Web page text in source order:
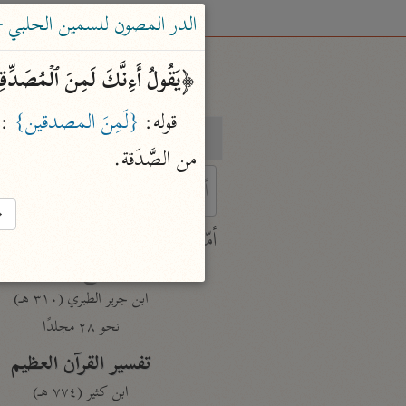
بحث تفسير
characters for results.
أمّهات
ابن جرير الطبري (٣١٠ هـ)
نحو ٢٨ مجلدًا
تفسير القرآن العظيم
ابن كثير (٧٧٤ هـ)
الدر المصون للسمين الحلبي —
﴿یَقُولُ أَءِنَّكَ لَمِنَ
قوله: {لَمِنَ المصدقين}
من الصَّدَقة.